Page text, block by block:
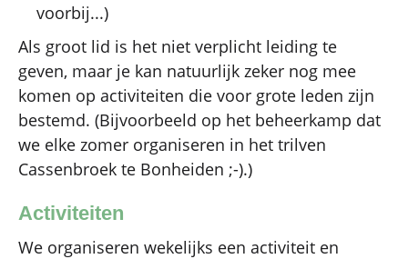
voorbij...)
Als groot lid is het niet verplicht leiding te
geven, maar je kan natuurlijk zeker nog mee
komen op activiteiten die voor grote leden zijn
bestemd. (Bijvoorbeeld op het beheerkamp dat
we elke zomer organiseren in het trilven
Cassenbroek te Bonheiden ;-).)
Activiteiten
We organiseren wekelijks een activiteit en